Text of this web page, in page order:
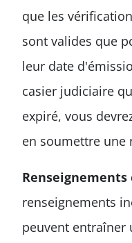
que les
sont valides que
leur date
casier judiciaire
expiré, vous
en soumettre une
Renseignements
renseignements
peuvent entraîner